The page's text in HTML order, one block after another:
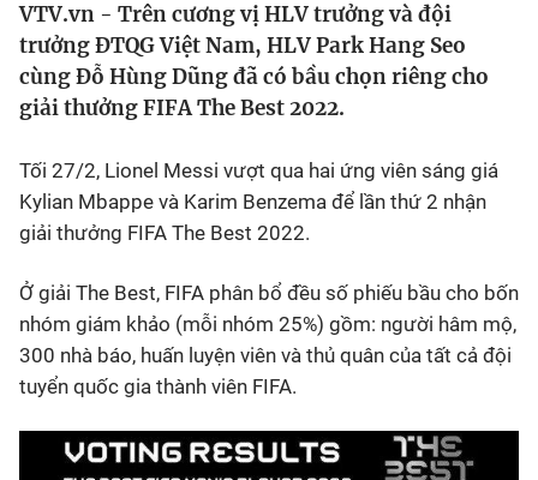
Sự kiện
Bóng đá
Thể thao Điện tử
VIDEO
Bên lề
VTV.vn - Trên cương vị HLV trưởng và đội
trưởng ĐTQG Việt Nam, HLV Park Hang Seo
cùng Đỗ Hùng Dũng đã có bầu chọn riêng cho
giải thưởng FIFA The Best 2022.
Tối 27/2, Lionel Messi vượt qua hai ứng viên sáng giá
Kylian Mbappe và Karim Benzema để lần thứ 2 nhận
giải thưởng FIFA The Best 2022.
Ở giải The Best, FIFA phân bổ đều số phiếu bầu cho bốn
nhóm giám khảo (mỗi nhóm 25%) gồm: người hâm mộ,
300 nhà báo, huấn luyện viên và thủ quân của tất cả đội
tuyển quốc gia thành viên FIFA.